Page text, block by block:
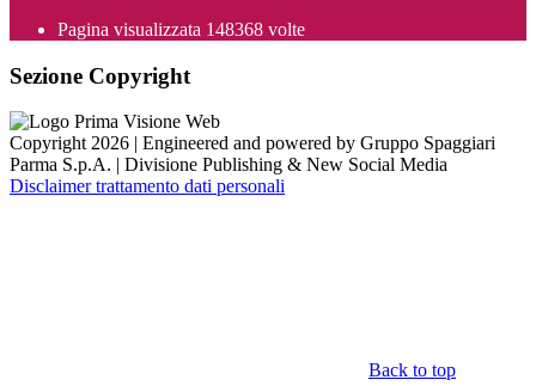
Pagina visualizzata 148368 volte
Sezione Copyright
Copyright 2026 | Engineered and powered by Gruppo Spaggiari
Parma S.p.A. | Divisione Publishing & New Social Media
Disclaimer trattamento dati personali
Back to top